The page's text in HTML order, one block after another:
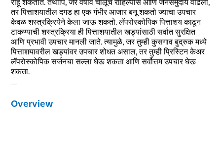
तर पित्ताशयातील दगड हा एक गंभीर आजार बनू शकतो ज्याचा उपचार
केवळ शस्त्रक्रियेने केला जाऊ शकतो. लॅपरोस्कोपिक पित्ताशय काढून
टाकण्याची शस्त्रक्रिया ही पित्ताशयातील खड्यांसाठी सर्वात सुरक्षित
आणि प्रभावी उपचार मानली जाते. त्यामुळे, जर तुम्ही कुसगाव बुद्रुक मध्ये
पित्ताशयावरील खड्यांवर उपचार शोधत असाल, तर तुम्ही प्रिस्टिन केअर
लॅपरोस्कोपिक सर्जनचा सल्ला घेऊ शकता आणि सर्वोत्तम उपचार घेऊ
शकता.
Overview